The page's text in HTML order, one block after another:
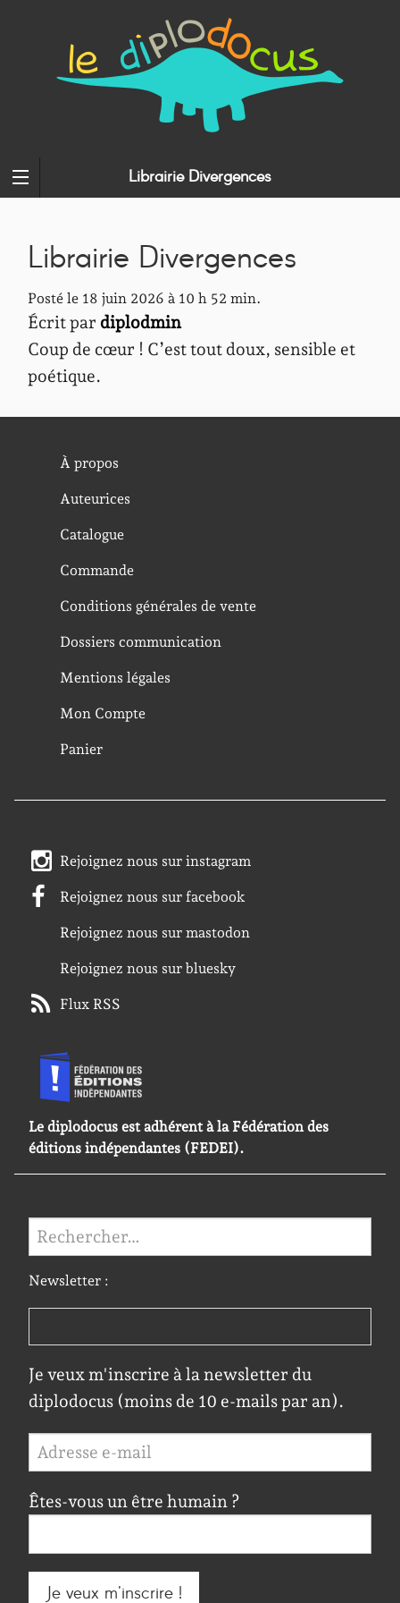
Librairie Divergences
Librairie Divergences
Posté le 18 juin 2026 à 10 h 52 min.
Écrit par diplodmin
Coup de cœur ! C’est tout doux, sensible et
poétique.
À propos
Auteurices
Catalogue
Commande
Conditions générales de vente
Dossiers communication
Mentions légales
Mon Compte
Panier
Rejoignez nous sur instagram
Rejoignez nous sur facebook
Rejoignez nous sur mastodon
Rejoignez nous sur bluesky
Flux RSS
Le diplodocus est adhérent à la Fédération des
éditions indépendantes (FEDEI).
Rechercher :
Newsletter :
Je veux m'inscrire à la newsletter du
diplodocus (moins de 10 e-mails par an).
Êtes-vous un être humain ?